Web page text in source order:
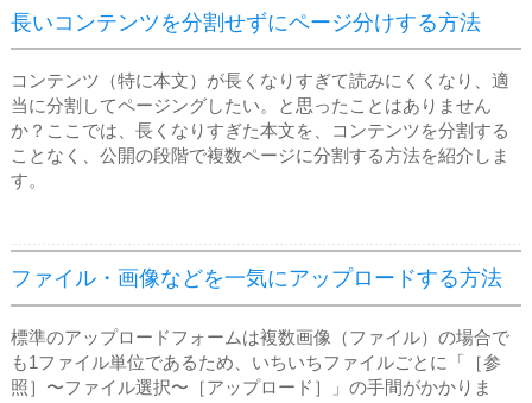
長いコンテンツを分割せずにページ分けする方法
コンテンツ（特に本文）が長くなりすぎて読みにくくなり、適
当に分割してページングしたい。と思ったことはありません
か？ここでは、長くなりすぎた本文を、コンテンツを分割する
ことなく、公開の段階で複数ページに分割する方法を紹介しま
す。
ファイル・画像などを一気にアップロードする方法
標準のアップロードフォームは複数画像（ファイル）の場合で
も1ファイル単位であるため、いちいちファイルごとに「［参
照］〜ファイル選択〜［アップロード］」の手間がかかりま